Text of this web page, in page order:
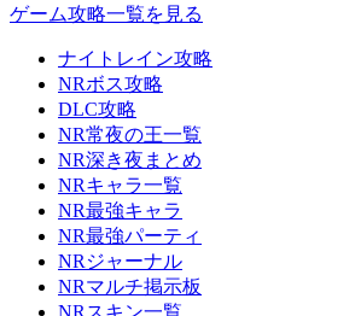
ゲーム攻略一覧を見る
ナイトレイン攻略
NRボス攻略
DLC攻略
NR常夜の王一覧
NR深き夜まとめ
NRキャラ一覧
NR最強キャラ
NR最強パーティ
NRジャーナル
NRマルチ掲示板
NRスキン一覧